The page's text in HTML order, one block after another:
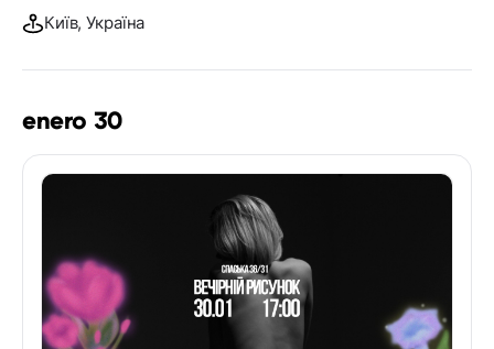
Київ, Україна
enero 30